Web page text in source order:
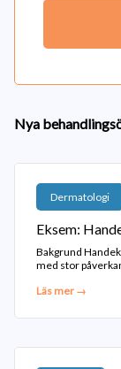
Nya
Dermatologi
Eksem:
Bakgrund
med stor
Läs mer →